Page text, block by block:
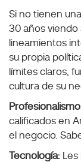
Si no tienen
30 años viendo
lineamientos
su propia
límites claros,
cultura de su
calificados en
el negocio.
Tecnología: